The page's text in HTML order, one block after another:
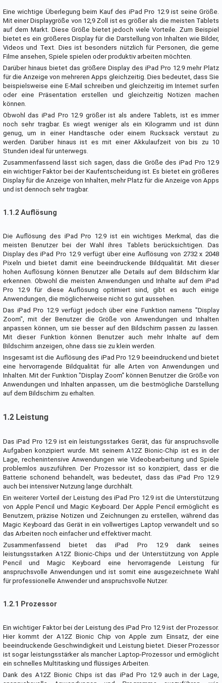
Eine wichtige Überlegung beim Kauf des iPad Pro 12.9 ist seine Größe.
Mit einer Displaygröße von 12,9 Zoll ist es größer als die meisten Tablets
auf dem Markt. Diese Größe bietet jedoch viele Vorteile. Zum Beispiel
bietet es ein größeres Display für die Darstellung von Inhalten wie Bilder,
Videos und Text. Dies ist besonders nützlich für Personen, die gerne
Filme ansehen, Spiele spielen oder produktiv arbeiten möchten.
Darüber hinaus bietet das größere Display des iPad Pro 12.9 mehr Platz
für die Anzeige von mehreren Apps gleichzeitig. Dies bedeutet, dass Sie
beispielsweise eine E-Mail schreiben und gleichzeitig im Internet surfen
oder eine Präsentation erstellen und gleichzeitig Notizen machen
können.
Obwohl das iPad Pro 12.9 größer ist als andere Tablets, ist es immer
noch sehr tragbar. Es wiegt weniger als ein Kilogramm und ist dünn
genug, um in einer Handtasche oder einem Rucksack verstaut zu
werden. Darüber hinaus ist es mit einer Akkulaufzeit von bis zu 10
Stunden ideal für unterwegs.
Zusammenfassend lässt sich sagen, dass die Größe des iPad Pro 12.9
ein wichtiger Faktor bei der Kaufentscheidung ist. Es bietet ein größeres
Display für die Anzeige von Inhalten, mehr Platz für die Anzeige von Apps
und ist dennoch sehr tragbar.
1.1.2 Auflösung
Die Auflösung des iPad Pro 12.9 ist ein wichtiges Merkmal, das die
meisten Benutzer bei der Wahl ihres Tablets berücksichtigen. Das
Display des iPad Pro 12.9 verfügt über eine Auflösung von 2732 x 2048
Pixeln und bietet damit eine beeindruckende Bildqualität. Mit dieser
hohen Auflösung können Benutzer alle Details auf dem Bildschirm klar
erkennen. Obwohl die meisten Anwendungen und Inhalte auf dem iPad
Pro 12.9 für diese Auflösung optimiert sind, gibt es auch einige
Anwendungen, die möglicherweise nicht so gut aussehen.
Das iPad Pro 12.9 verfügt jedoch über eine Funktion namens "Display
Zoom", mit der Benutzer die Größe von Anwendungen und Inhalten
anpassen können, um sie besser auf den Bildschirm passen zu lassen.
Mit dieser Funktion können Benutzer auch mehr Inhalte auf dem
Bildschirm anzeigen, ohne dass sie zu klein werden.
Insgesamt ist die Auflösung des iPad Pro 12.9 beeindruckend und bietet
eine hervorragende Bildqualität für alle Arten von Anwendungen und
Inhalten. Mit der Funktion "Display Zoom" können Benutzer die Größe von
Anwendungen und Inhalten anpassen, um die bestmögliche Darstellung
auf dem Bildschirm zu erhalten.
1.2 Leistung
Das iPad Pro 12.9 ist ein leistungsstarkes Gerät, das für anspruchsvolle
Aufgaben konzipiert wurde. Mit seinem A12Z Bionic-Chip ist es in der
Lage, rechenintensive Anwendungen wie Videobearbeitung und Spiele
problemlos auszuführen. Der Prozessor ist so konzipiert, dass er die
Batterie schonend behandelt, was bedeutet, dass das iPad Pro 12.9
auch bei intensiver Nutzung lange durchhält.
Ein weiterer Vorteil der Leistung des iPad Pro 12.9 ist die Unterstützung
von Apple Pencil und Magic Keyboard. Der Apple Pencil ermöglicht es
Benutzern, präzise Notizen und Zeichnungen zu erstellen, während das
Magic Keyboard das Gerät in ein vollwertiges Laptop verwandelt und so
das Arbeiten noch einfacher und effektiver macht.
Zusammenfassend bietet das iPad Pro 12.9 dank seines
leistungsstarken A12Z Bionic-Chips und der Unterstützung von Apple
Pencil und Magic Keyboard eine hervorragende Leistung für
anspruchsvolle Anwendungen und ist somit eine ausgezeichnete Wahl
für professionelle Anwender und anspruchsvolle Nutzer.
1.2.1 Prozessor
Ein wichtiger Faktor bei der Leistung des iPad Pro 12.9 ist der Prozessor.
Hier kommt der A12Z Bionic Chip von Apple zum Einsatz, der eine
beeindruckende Geschwindigkeit und Leistung bietet. Dieser Prozessor
ist sogar leistungsstärker als mancher Laptop-Prozessor und ermöglicht
ein schnelles Multitasking und flüssiges Arbeiten.
Dank des A12Z Bionic Chips ist das iPad Pro 12.9 auch in der Lage,